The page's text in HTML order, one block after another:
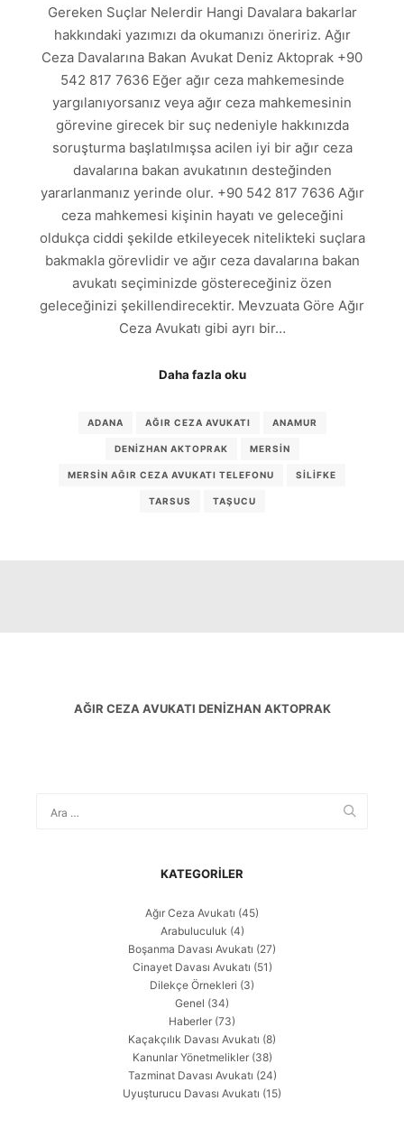
Gereken Suçlar Nelerdir Hangi Davalara bakarlar
hakkındaki yazımızı da okumanızı öneririz. Ağır
Ceza Davalarına Bakan Avukat Deniz Aktoprak +90
542 817 7636 Eğer ağır ceza mahkemesinde
yargılanıyorsanız veya ağır ceza mahkemesinin
görevine girecek bir suç nedeniyle hakkınızda
soruşturma başlatılmışsa acilen iyi bir ağır ceza
davalarına bakan avukatının desteğinden
yararlanmanız yerinde olur. +90 542 817 7636 Ağır
ceza mahkemesi kişinin hayatı ve geleceğini
oldukça ciddi şekilde etkileyecek nitelikteki suçlara
bakmakla görevlidir ve ağır ceza davalarına bakan
avukatı seçiminizde göstereceğiniz özen
geleceğinizi şekillendirecektir. Mevzuata Göre Ağır
Ceza Avukatı gibi ayrı bir…
Daha fazla oku
ADANA AĞIR CEZA AVUKATI ANAMUR
DENIZHAN AKTOPRAK MERSIN
MERSIN AĞIR CEZA AVUKATI TELEFONU SILIFKE
TARSUS TAŞUCU
AĞIR CEZA AVUKATI DENIZHAN AKTOPRAK
KATEGORILER
Ağır Ceza Avukatı (45)
Arabuluculuk (4)
Boşanma Davası Avukatı (27)
Cinayet Davası Avukatı (51)
Dilekçe Örnekleri (3)
Genel (34)
Haberler (73)
Kaçakçılık Davası Avukatı (8)
Kanunlar Yönetmelikler(38)
Tazminat Davası Avukatı (24)
Uyuşturucu Davası Avukatı (15)